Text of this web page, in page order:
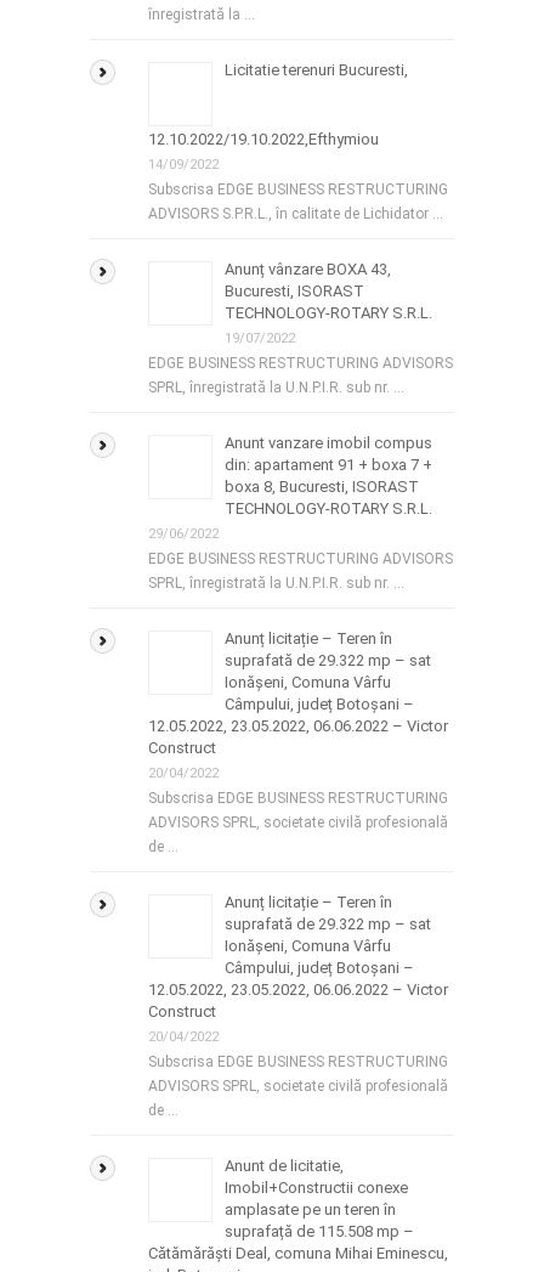
înregistrată la …
Licitatie terenuri Bucuresti,
12.10.2022/19.10.2022,Efthymiou
14/09/2022
Subscrisa EDGE BUSINESS RESTRUCTURING
ADVISORS S.P.R.L., în calitate de Lichidator …
Anunț vânzare BOXA 43,
Bucuresti, ISORAST
TECHNOLOGY-ROTARY S.R.L.
19/07/2022
EDGE BUSINESS RESTRUCTURING ADVISORS
SPRL, înregistrată la U.N.P.I.R. sub nr. …
Anunt vanzare imobil compus
din: apartament 91 + boxa 7 +
boxa 8, Bucuresti, ISORAST
TECHNOLOGY-ROTARY S.R.L.
29/06/2022
EDGE BUSINESS RESTRUCTURING ADVISORS
SPRL, înregistrată la U.N.P.I.R. sub nr. …
Anunț licitație – Teren în
suprafată de 29.322 mp – sat
Ionășeni, Comuna Vârfu
Câmpului, județ Botoșani –
12.05.2022, 23.05.2022, 06.06.2022 – Victor
Construct
20/04/2022
Subscrisa EDGE BUSINESS RESTRUCTURING
ADVISORS SPRL, societate civilă profesională
de …
Anunț licitație – Teren în
suprafată de 29.322 mp – sat
Ionășeni, Comuna Vârfu
Câmpului, județ Botoșani –
12.05.2022, 23.05.2022, 06.06.2022 – Victor
Construct
20/04/2022
Subscrisa EDGE BUSINESS RESTRUCTURING
ADVISORS SPRL, societate civilă profesională
de …
Anunt de licitatie,
Imobil+Constructii conexe
amplasate pe un teren în
suprafață de 115.508 mp –
Cătămărăști Deal, comuna Mihai Eminescu,